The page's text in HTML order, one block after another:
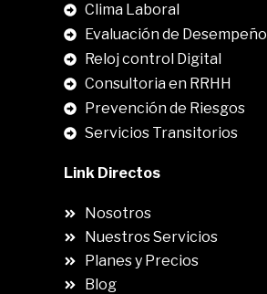
Clima Laboral
Evaluación de Desempeño
Reloj control Digital
Consultoria en RRHH
Prevención de Riesgos
Servicios Transitorios
Link Directos
Nosotros
Nuestros Servicios
Planes y Precios
Blog